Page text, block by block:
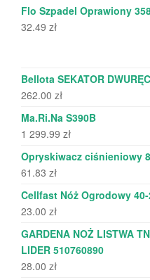
Flo Szpadel Oprawiony
32.49 zł
Bellota SEKATOR
262.00 zł
Ma.Ri.Na S390B
1 299.99 zł
Opryskiwacz ciśnieniowy
61.83 zł
Cellfast Nóż Ogrodowy
23.00 zł
GARDENA NOŻ LISTWA
LIDER 510760890
28.00 zł